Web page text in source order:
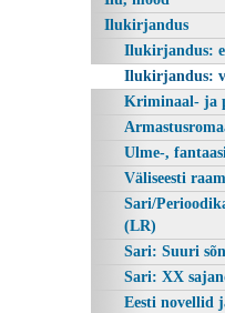
Ilukirjandus
Ilukirjandus:
Ilukirjandus:
Kriminaal- ja
Ulme-,
Väliseesti
Sari/
(LR)
Sari: Suuri
Sari: XX
Eesti novellid